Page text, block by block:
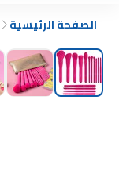
الصفحة الرئيسية